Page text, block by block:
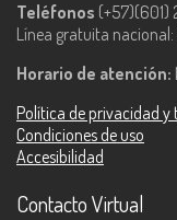
Teléfonos (+57)(601)
Línea gratuita nacional:
Horario de atención:
Política de privacidad
Condiciones de uso
Accesibilidad
Contacto Virtual